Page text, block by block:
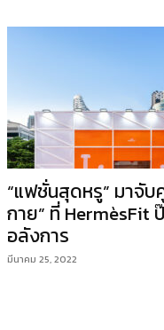
“แฟชั่นสุดหรู” มาจับ
กาย” ที่
อลังการ
มีนาคม 25, 2022